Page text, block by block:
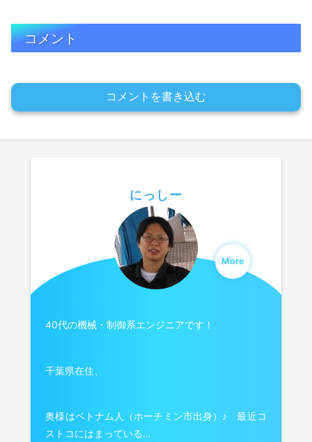
コメント
コメントを書き込む
にっしー
40代の機械・制御系エンジニアです！
千葉県在住、
奥様はベトナム人（ホーチミン市出身）♪ 最近コ
ストコにはまっている…
More